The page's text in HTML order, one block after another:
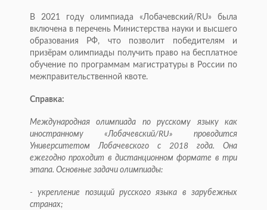
В 2021 году олимпиада «Лобачевский/RU» была
включена в перечень Министерства науки и высшего
образования РФ, что позволит победителям и
призёрам олимпиады получить право на бесплатное
обучение по программам магистратуры в России по
межправительственной квоте.
Справка:
Международная олимпиада по русскому языку как
иностранному «Лобачевский/RU» проводится
Университетом Лобачевского с 2018 года. Она
ежегодно проходит в дистанционном формате в три
этапа. Основные задачи олимпиады:
- укрепление позиций русского языка в зарубежных
странах;